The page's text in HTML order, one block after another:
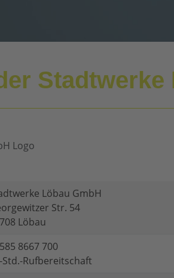
Stadtwerke
Löbau GmbH
Str. 54
Löbau
8667 700
Std.-Rufbereitschaft